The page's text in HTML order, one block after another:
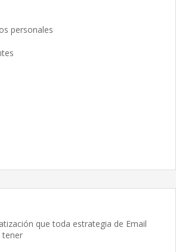
personales
que toda estrategia de Email
tener